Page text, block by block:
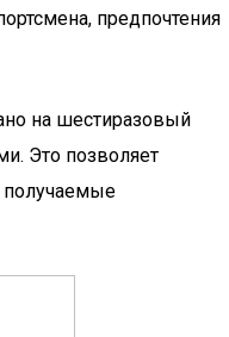
предпочтения
на шестиразовый
Это позволяет
получаемые